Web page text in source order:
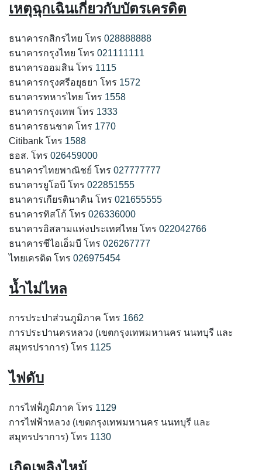
เหตุฉุกเฉินเกี่ยวกับบัตรเครดิต
ธนาคารกสิกรไทย โทร 028888888
ธนาคารกรุงไทย โทร 021111111
ธนาคารออมสิน โทร 1115
ธนาคารกรุงศรีอยุธยา โทร 1572
ธนาคารทหารไทย โทร 1558
ธนาคารกรุงเทพ โทร 1333
ธนาคารธนชาต โทร 1770
Citibank โทร 1588
ธอส. โทร 026459000
ธนาคารไทยพาณิชย์ โทร 027777777
ธนาคารยูโอบี โทร 022851555
ธนาคารเกียรตินาคิน โทร 021655555
ธนาคารทิสโก้ โทร 026336000
ธนาคารอิสลามแห่งประเทศไทย โทร 022042766
ธนาคารซีไอเอ็มบี โทร 026267777
ไทยเครดิต โทร 026975454
น้ำไม่ไหล
การประปาส่วนภูมิภาค โทร 1662
การประปานครหลวง (เขตกรุงเทพมหานคร นนทบุรี และ
สมุทรปราการ) โทร 1125
ไฟดับ
การไฟฟ้่ภูมิภาค โทร 1129
การไฟฟ้าหลวง (เขตกรุงเทพมหานคร นนทบุรี และ
สมุทรปราการ) โทร 1130